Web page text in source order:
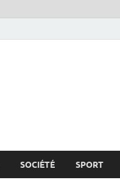
SOCIÉTÉ SPORT